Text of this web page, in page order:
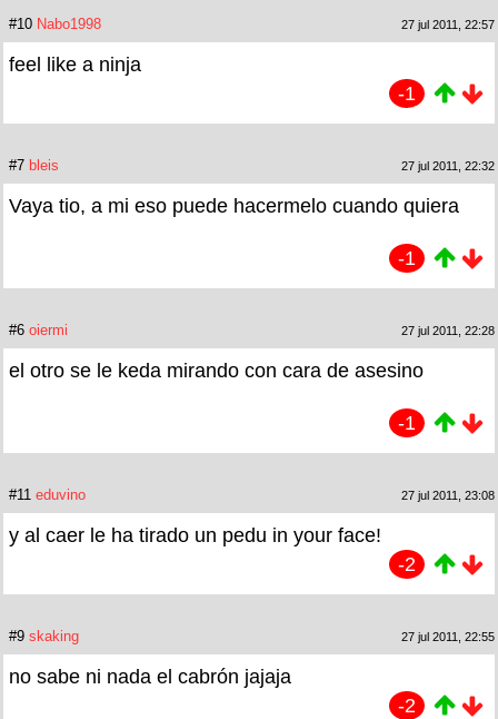
#10 Nabo1998 27 jul 2011, 22:57
feel like a ninja
-1
#7 bleis 27 jul 2011, 22:32
Vaya tio, a mi eso puede hacermelo cuando quiera
-1
#6 oiermi 27 jul 2011, 22:28
el otro se le keda mirando con cara de asesino
-1
#11 eduvino 27 jul 2011, 23:08
y al caer le ha tirado un pedu in your face!
-2
#9 skaking 27 jul 2011, 22:55
no sabe ni nada el cabrón jajaja
-2